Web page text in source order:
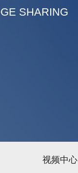
SHARING
视频中心